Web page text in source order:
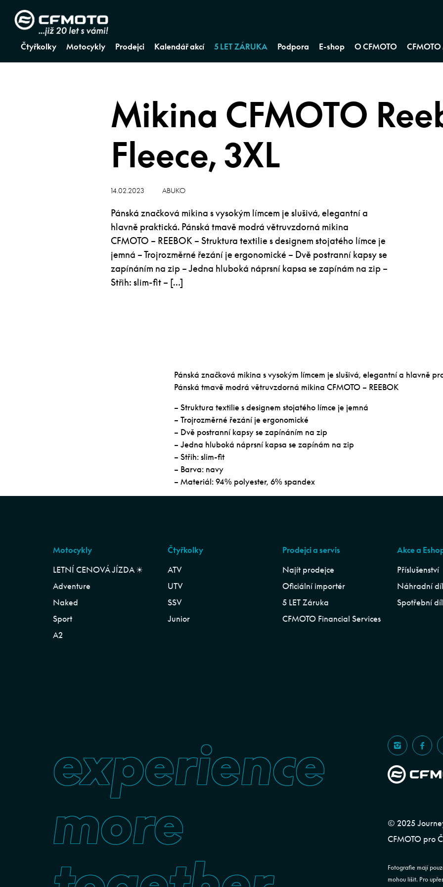
Čtyřkolky Motocykly Prodejci Kalendář akcí 5 LET ZÁRUKA Podpora E-shop O CFMOTO
Mikina CFMOTO
Fleece, 3XL
14.02.2023 ABUKO
Pánská značková mikina s vysokým límcem je slušivá, elegantní a
hlavně praktická. Pánská tmavě modrá větruvzdorná mikina
CFMOTO – REEBOK – Struktura textilie s designem stojatého límce je
jemná – Trojrozměrné řezání je ergonomické – Dvě postranní kapsy se
zapínáním na zip – Jedna hluboká náprsní kapsa se zapínám na zip –
Střih: slim-fit – […]
Pánská značková mikina s vysokým límcem je slušivá, elegantní a hlavně
Pánská tmavě modrá větruvzdorná mikina CFMOTO – REEBOK
– Struktura textilie s designem stojatého límce je jemná
– Trojrozměrné řezání je ergonomické
– Dvě postranní kapsy se zapínáním na zip
– Jedna hluboká náprsní kapsa se zapínám na zip
– Střih: slim-fit
– Barva: navy
– Materiál: 94% polyester, 6% spandex
Motocykly
LETNÍ CENOVÁ JÍZDA ☀︎
Adventure
Naked
Sport
A2
Čtyřkolky
ATV
UTV
SSV
Junior
Prodejci a servis
Najít prodejce
Oficiální importér
5 LET Záruka
CFMOTO Financial Services
Akce a
Příslušenství
Náhradní
Spotřební
experience
more
© 2025
CFMOTO pro
Fotografie mají
mohou lišit. Pro